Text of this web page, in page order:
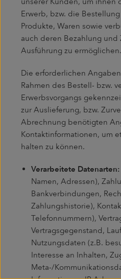
Erwerb, bzw. die
Produkte, Waren sowie
auch deren Bezahlung und
Ausführung zu ermöglichen.
Die erforderlichen
Rahmen des Bestell- bzw.
Erwerbsvorgangs
zur Auslieferung, bzw.
Abrechnung benötigten
Kontaktinformationen, um
halten zu können.
Verarbeitete Datenarten:
Namen, Adressen),
Bankverbindungen,
Zahlungshistorie),
Telefonnummern),
Vertragsgegenstand,
Nutzungsdaten (z.B.
Interesse an Inhalten,
Meta-/